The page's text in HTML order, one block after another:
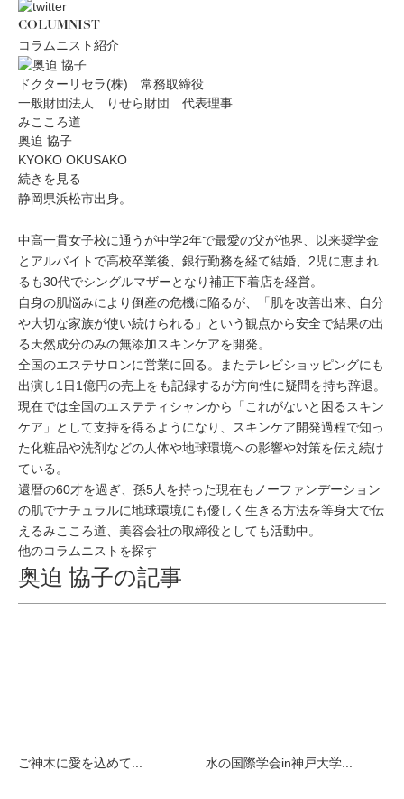
COLUMNIST
コラムニスト紹介
ドクターリセラ(株) 常務取締役
一般財団法人 りせら財団 代表理事
みこころ道
奥迫 協子
KYOKO OKUSAKO
続きを見る
静岡県浜松市出身。
中高一貫女子校に通うが中学2年で最愛の父が他界、以来奨学金
とアルバイトで高校卒業後、銀行勤務を経て結婚、2児に恵まれ
るも30代でシングルマザーとなり補正下着店を経営。
自身の肌悩みにより倒産の危機に陥るが、「肌を改善出来、自分
や大切な家族が使い続けられる」という観点から安全で結果の出
る天然成分のみの無添加スキンケアを開発。
全国のエステサロンに営業に回る。またテレビショッピングにも
出演し1日1億円の売上をも記録するが方向性に疑問を持ち辞退。
現在では全国のエステティシャンから「これがないと困るスキン
ケア」として支持を得るようになり、スキンケア開発過程で知っ
た化粧品や洗剤などの人体や地球環境への影響や対策を伝え続け
ている。
還暦の60才を過ぎ、孫5人を持った現在もノーファンデーション
の肌でナチュラルに地球環境にも優しく生きる方法を等身大で伝
えるみこころ道、美容会社の取締役としても活動中。
他のコラムニストを探す
奥迫 協子の記事
ご神木に愛を込めて... 水の国際学会in神戸大学...